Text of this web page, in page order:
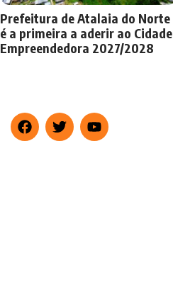
Prefeitura de Atalaia do Norte
é a primeira a aderir ao Cidade
Empreendedora 2027/2028